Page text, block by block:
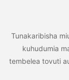
Tunakaribisha
kuhudumia
tembelea tovuti